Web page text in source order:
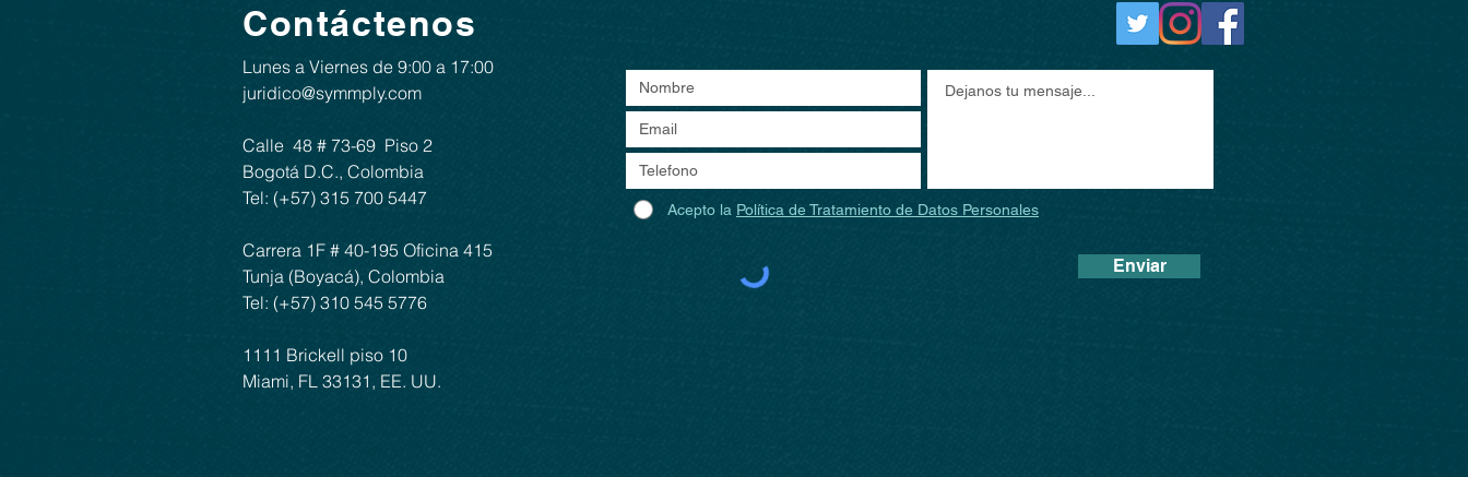
Contáctenos
Lunes a Viernes de 9:00 a 17:00
juridico@symmply.com
Calle 48 # 73-69 ​​ Piso 2
Bogotá D.C., Colombia
Tel: (+57) 315 700 5447
Carrera 1F # 40-195 Oficina 415
Tunja (Boyacá), Colombia
Tel: (+57) 310 545 5776
1111 Brickell piso 10
Miami, FL 33131, EE. UU.
Acepto la Política de Tratamiento de Datos Personales
Enviar